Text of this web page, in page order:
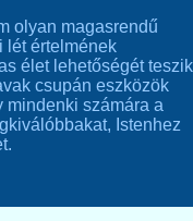
olyan magasrendű
lét értelmének
élet lehetőségét teszik
csupán eszközök
mindenki számára a
Istenhez